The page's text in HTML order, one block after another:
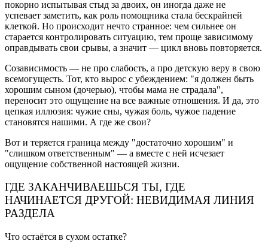
покорно испытывая стыд за двоих, он иногда даже не
успевает заметить, как роль помощника стала бескрайней
клеткой. Но происходит нечто странное: чем сильнее он
старается контролировать ситуацию, тем проще зависимому
оправдывать свои срывы, а значит — цикл вновь повторяется.
Созависимость — не про слабость, а про детскую веру в свою
всемогущесть. Тот, кто вырос с убеждением: "я должен быть
хорошим сыном (дочерью), чтобы мама не страдала",
переносит это ощущение на все важные отношения. И да, это
цепкая иллюзия: чужие сны, чужая боль, чужое падение
становятся нашими. А где же свои?
Вот и теряется граница между "достаточно хорошим" и
"слишком ответственным" — а вместе с ней исчезает
ощущение собственной настоящей жизни.
ГДЕ ЗАКАНЧИВАЕШЬСЯ ТЫ, ГДЕ
НАЧИНАЕТСЯ ДРУГОЙ: НЕВИДИМАЯ ЛИНИЯ
РАЗДЕЛА
Что остаётся в сухом остатке?